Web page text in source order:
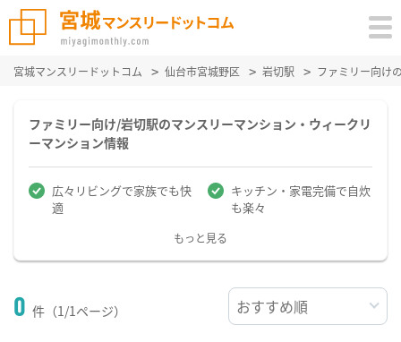
宮城マンスリードットコム 仙台市宮城野区 岩切駅 ファミリー向け
ファミリー向け/岩切駅のマンスリーマンション・ウィークリ
ーマンション情報
広々リビングで家族でも快
適
キッチン・家電完備で自炊
も楽々
もっと見る
0 件（1/1ページ）